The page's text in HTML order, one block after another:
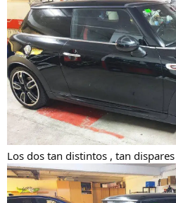
Los dos tan distintos , tan